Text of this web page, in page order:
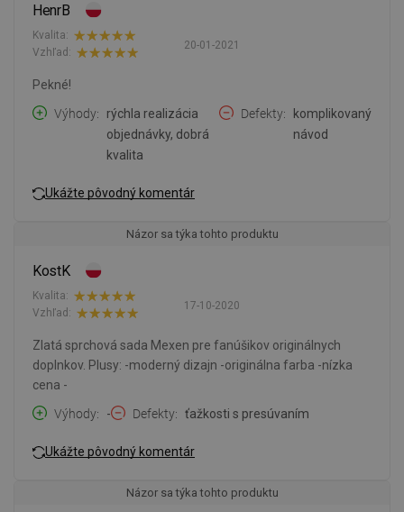
HenrB
20-01-2021
Kvalita:
Vzhľad:
Pekné!
Výhody
rýchla realizácia
objednávky, dobrá
kvalita
Defekty
komplikovaný
návod
Ukážte pôvodný komentár
Názor sa týka tohto produktu
KostK
17-10-2020
Kvalita:
Vzhľad:
Zlatá sprchová sada Mexen pre fanúšikov originálnych
doplnkov. Plusy: -moderný dizajn -originálna farba -nízka
cena -
Výhody
- Defekty ťažkosti s presúvaním
Ukážte pôvodný komentár
Názor sa týka tohto produktu